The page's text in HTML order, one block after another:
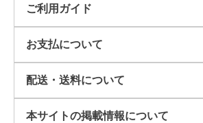
ご利用ガイド
お支払について
配送・送料について
本サイトの掲載情報について​